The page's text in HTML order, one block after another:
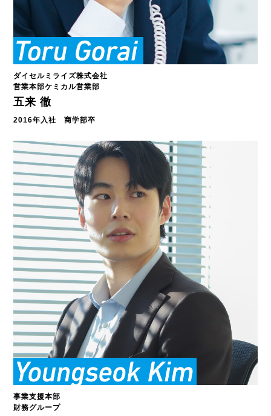
ダイセルミライズ株式会社
営業本部ケミカル営業部
五来 徹
2016年入社 商学部卒
事業支援本部
財務グループ